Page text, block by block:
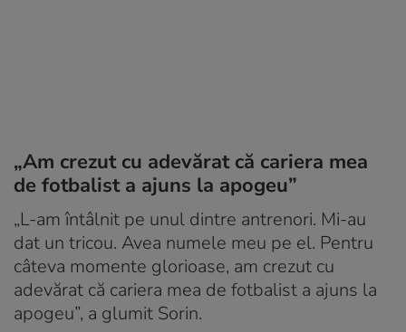
„Am crezut cu adevărat că cariera mea
de fotbalist a ajuns la apogeu”
„L-am întâlnit pe unul dintre antrenori. Mi-au
dat un tricou. Avea numele meu pe el. Pentru
câteva momente glorioase, am crezut cu
adevărat că cariera mea de fotbalist a ajuns la
apogeu”, a glumit Sorin.